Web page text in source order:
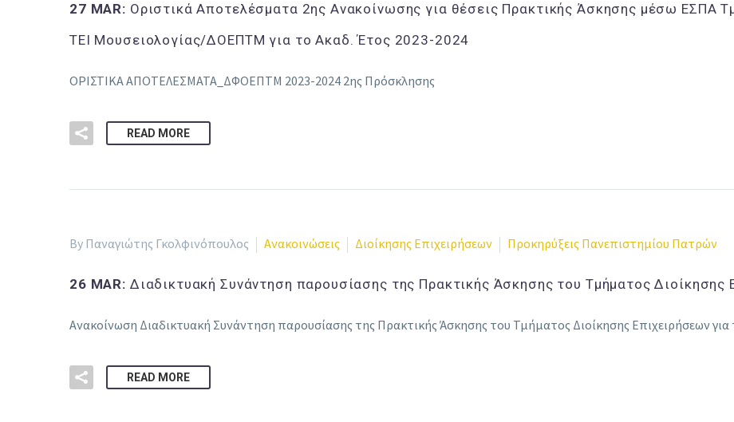
27 MAR: Οριστικά Αποτελέσματα 2ης Ανακοίνωσης για θέσεις Πρακτικής Άσκησης μέσω ΕΣΠΑ
ΤΕΙ Μουσειολογίας/ΔΟΕΠΤΜ για το Ακαδ. Έτος 2023-2024
ΟΡΙΣΤΙΚΑ ΑΠΟΤΕΛΕΣΜΑΤΑ_ΔΦΟΕΠΤΜ 2023-2024 2ης Πρόσκλησης
READ MORE
By Παναγιώτης Γκολφινόπουλος Ανακοινώσεις Διοίκησης Επιχειρήσεων Προκηρύξεις Πανεπιστημίου Πατρών
26 MAR: Διαδικτυακή Συνάντηση παρουσίασης της Πρακτικής Άσκησης του Τμήματος Διοίκησης
Ανακοίνωση Διαδικτυακή Συνάντηση παρουσίασης της Πρακτικής Άσκησης του Τμήματος Διοίκησης Επιχειρήσεων για
READ MORE